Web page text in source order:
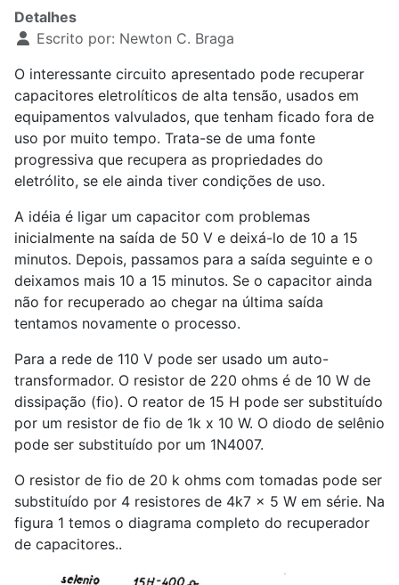
Detalhes
Escrito por: Newton C. Braga
O interessante circuito apresentado pode recuperar
capacitores eletrolíticos de alta tensão, usados em
equipamentos valvulados, que tenham ficado fora de
uso por muito tempo. Trata-se de uma fonte
progressiva que recupera as propriedades do
eletrólito, se ele ainda tiver condições de uso.
A idéia é ligar um capacitor com problemas
inicialmente na saída de 50 V e deixá-lo de 10 a 15
minutos. Depois, passamos para a saída seguinte e o
deixamos mais 10 a 15 minutos. Se o capacitor ainda
não for recuperado ao chegar na última saída
tentamos novamente o processo.
Para a rede de 110 V pode ser usado um auto-
transformador. O resistor de 220 ohms é de 10 W de
dissipação (fio). O reator de 15 H pode ser substituído
por um resistor de fio de 1k x 10 W. O diodo de selênio
pode ser substituído por um 1N4007.
O resistor de fio de 20 k ohms com tomadas pode ser
substituído por 4 resistores de 4k7 x 5 W em série. Na
figura 1 temos o diagrama completo do recuperador
de capacitores..